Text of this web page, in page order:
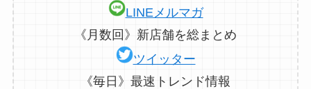
LINEメルマガ
《月数回》新店舗を総まとめ
ツイッター
《毎日》最速トレンド情報